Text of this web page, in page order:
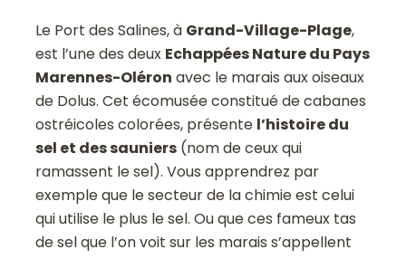
Le Port des Salines, à Grand-Village-Plage,
est l’une des deux Echappées Nature du Pays
Marennes-Oléron avec le marais aux oiseaux
de Dolus. Cet écomusée constitué de cabanes
ostréicoles colorées, présente l’histoire du
sel et des sauniers (nom de ceux qui
ramassent le sel). Vous apprendrez par
exemple que le secteur de la chimie est celui
qui utilise le plus le sel. Ou que ces fameux tas
de sel que l’on voit sur les marais s’appellent